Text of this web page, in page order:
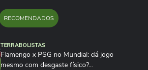
RECOMENDADOS
TERRABOLISTAS
Flamengo x PSG no Mundial: dá jogo
mesmo com desgaste físico?...